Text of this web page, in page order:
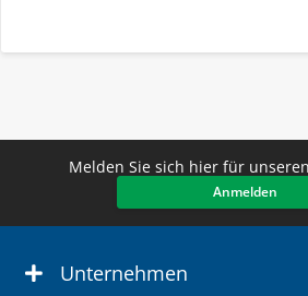
Melden Sie sich hier für
Anmelden
Unternehmen